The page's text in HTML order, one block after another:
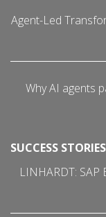
Agent-Led
Why AI agents
SUCCESS STORIES
LINHARDT: